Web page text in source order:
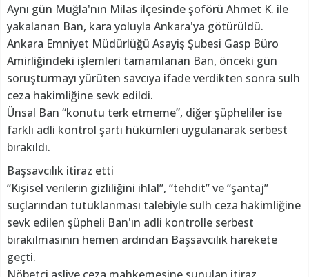
Aynı gün Muğla'nın Milas ilçesinde şoförü Ahmet K. ile
yakalanan Ban, kara yoluyla Ankara'ya götürüldü.
Ankara Emniyet Müdürlüğü Asayiş Şubesi Gasp Büro
Amirliğindeki işlemleri tamamlanan Ban, önceki gün
soruşturmayı yürüten savcıya ifade verdikten sonra sulh
ceza hakimliğine sevk edildi.
Ünsal Ban “konutu terk etmeme”, diğer şüpheliler ise
farklı adli kontrol şartı hükümleri uygulanarak serbest
bırakıldı.
Başsavcılık itiraz etti
“Kişisel verilerin gizliliğini ihlal”, “tehdit” ve “şantaj”
suçlarından tutuklanması talebiyle sulh ceza hakimliğine
sevk edilen şüpheli Ban'ın adli kontrolle serbest
bırakılmasının hemen ardından Başsavcılık harekete
geçti.